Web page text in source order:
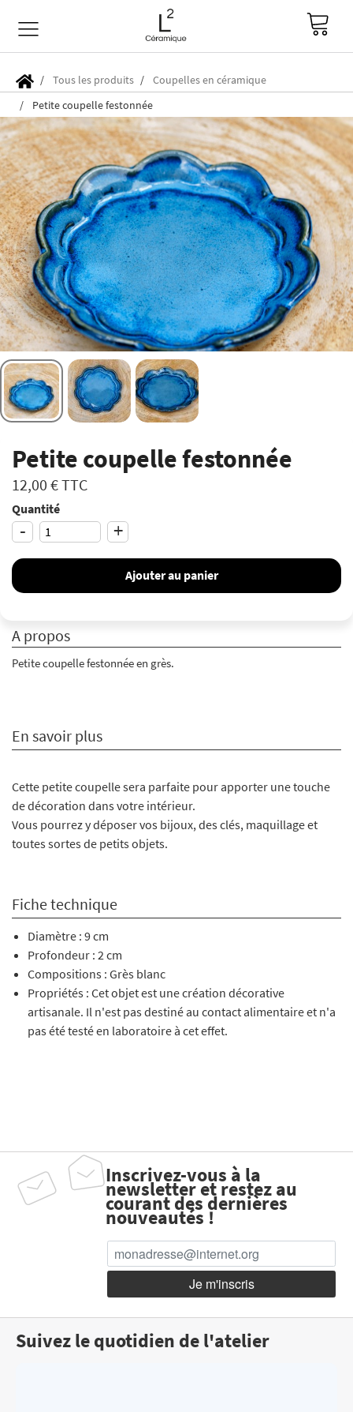
Tous les produits
Coupelles en céramique
Petite coupelle festonnée
Petite coupelle festonnée
12,00 €TTC
Quantité
- +
Ajouter au panier
A propos
Petite coupelle festonnée en grès.
En savoir plus
Cette petite coupelle sera parfaite pour apporter une touche
de décoration dans votre intérieur.
Vous pourrez y déposer vos bijoux, des clés, maquillage et
toutes sortes de petits objets.
Fiche technique
Diamètre : 9 cm
Profondeur : 2 cm
Compositions : Grès blanc
Propriétés : Cet objet est une création décorative
artisanale. Il n'est pas destiné au contact alimentaire et n'a
pas été testé en laboratoire à cet effet.
Inscrivez-vous à la
newsletter et restez au
courant des dernières
nouveautés !
Suivez le quotidien de l'atelier